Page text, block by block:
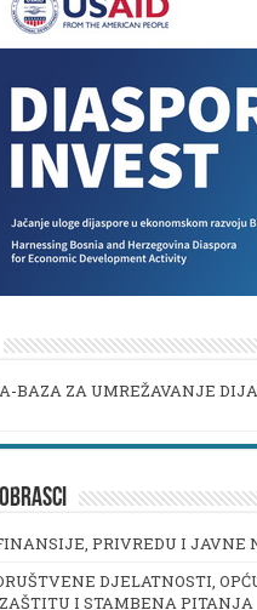
BAZA ZA UMREŽAVANJE
PRIVREDU I JAVNE
DJELATNOSTI,
I STAMBENA PITANJA